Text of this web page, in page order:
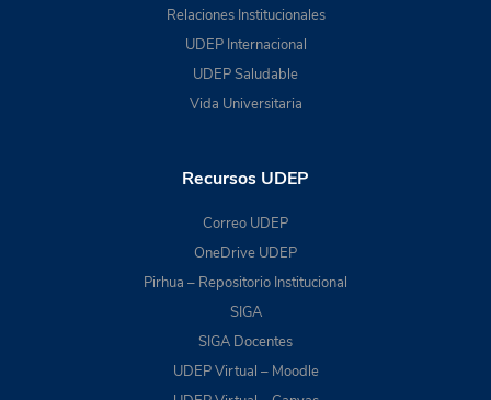
Relaciones Institucionales
UDEP Internacional
UDEP Saludable
Vida Universitaria
Recursos UDEP
Correo UDEP
OneDrive UDEP
Pirhua – Repositorio Institucional
SIGA
SIGA Docentes
UDEP Virtual – Moodle